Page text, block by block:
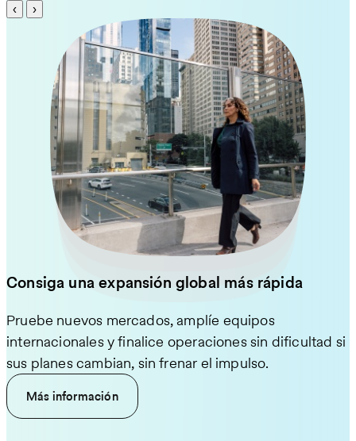
‹ ›
Consiga una expansión global más rápida
Pruebe nuevos mercados, amplíe equipos
internacionales y finalice operaciones sin dificultad si
sus planes cambian, sin frenar el impulso.
Más información
Acceda al talento que desea, ofrezca beneficios
atractivos y controle los costes. Apoye a sus equipos
remotos en los cambios y manténgalos motivados.
Cumpla con la normativa de contratación en cada
país sin un equipo legal propio. Nosotros nos
encargamos de contratos, nóminas, beneficios y
trámites obligatorios.
Mantenga sus proyectos activos durante cambios de
propiedad. Transferimos empleados, gestionamos
nóminas y beneficios, y cumplimos con los requisitos
locales.